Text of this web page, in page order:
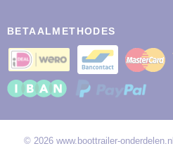
BETAALMETHODES
© 2026 www.boottrailer-